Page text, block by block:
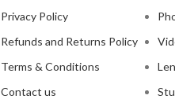
Privacy Policy
Refunds and Returns Policy
Terms & Conditions
Contact us